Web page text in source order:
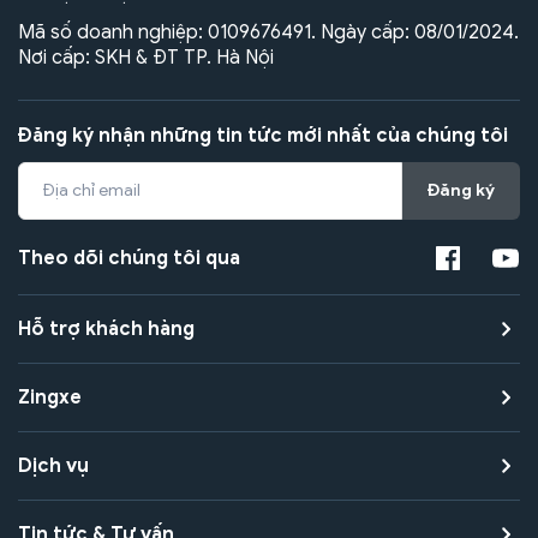
Mã số doanh nghiệp: 0109676491. Ngày cấp: 08/01/2024.
Nơi cấp: SKH & ĐT TP. Hà Nội
Đăng ký nhận những tin tức mới nhất của chúng tôi
Đăng ký
Theo dõi chúng tôi qua
Hỗ trợ khách hàng
Zingxe
Dịch vụ